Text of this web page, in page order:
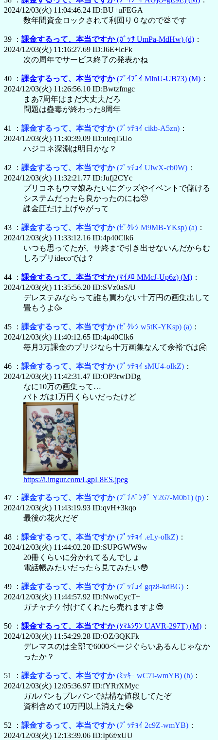
2024/12/03(火) 11:04:46.24 ID:BU+uFEGA
数年間資金ロックされて利回り０なので💩です
39 ： 課金するって、本当ですか(ｶﾞｯｻ UmPa-MdHw) (d) ：
2024/12/03(火) 11:16:27.69 ID:J6E+lcFk
次の周年でサービス終了の発表かね
40 ： 課金するって、本当ですか(ﾌﾞｲﾌﾞｲ MlnU-UB73) (M) ：
2024/12/03(火) 11:26:56.10 ID:Bwtzfmgc
まあ7周年はまだ大丈夫だろ
問題は蠱毒が終わった8周年
41 ： 課金するって、本当ですか(ﾌﾟｯﾁｮｲ cikb-A5zn) ：
2024/12/03(火) 11:30:39.09 ID:uieqI5Uo
ハジコネ深淵は明日かな？
42 ： 課金するって、本当ですか(ﾌﾟｯﾁｮｲ UlwX-cb0W) ：
2024/12/03(火) 11:32:21.77 ID:Jufj2CYc
プリコネもウマ娘みたいにグッズやイベントで儲ける
システムだったら良かったのにね🥺
課金圧だけ上げやがって
43 ： 課金するって、本当ですか(ｾﾞｸﾚｼ M9MB-YKsp) (a) ：
2024/12/03(火) 11:33:12.16 ID:4p40Clk6
いつも思ってたが、サ終まで引き出せないんだからむ
しろプリidecoでは？
44 ： 課金するって、本当ですか(ﾏｲﾒﾛ MMcJ-Up6z) (M) ：
2024/12/03(火) 11:35:56.20 ID:SVz0aS/U
デレステみならって誰も買わない十万円の画集出して
畳もうよ🥳
45 ： 課金するって、本当ですか(ｾﾞｸﾚｼ w5tK-YKsp) (a) ：
2024/12/03(火) 11:40:12.65 ID:4p40Clk6
毎月3万課金のプリジなら十万画集なんて余裕では🤗
46 ： 課金するって、本当ですか(ﾌﾟｯﾁｮｲ sMU4-oIkZ) ：
2024/12/03(火) 11:42:31.47 ID:OP3rwDDg
なに10万の画集って…
バトガは1万円くらいだったけど
https://i.imgur.com/LgpL8ES.jpeg
47 ： 課金するって、本当ですか(ﾌﾞﾁﾊﾟﾝﾀﾞ Y267-M0b1) (p) ：
2024/12/03(火) 11:43:19.93 ID:qvH+3kqo
最後の花火だぞ
48 ： 課金するって、本当ですか(ﾌﾟｯﾁｮｲ .eLy-oIkZ) ：
2024/12/03(火) 11:44:02.20 ID:SUPGWW9w
20冊くらいに分かれてるんでしょ
電話帳みたいだったら見てみたい😳
49 ： 課金するって、本当ですか(ﾌﾟｯﾁｮｲ gqz8-kdBG) ：
2024/12/03(火) 11:44:57.92 ID:NwoCycT+
ガチャチケ付けてくれたら売れますよ😎
50 ： 課金するって、本当ですか(ﾀﾏﾑｼﾜﾝ UAVR-297T) (M) ：
2024/12/03(火) 11:54:29.28 ID:OZ/3QKFk
デレマスのは全部で6000ページぐらいあるんじゃなか
ったか？
51 ： 課金するって、本当ですか(ﾐｯｷｰ wC7I-wmYB) (h) ：
2024/12/03(火) 12:05:36.97 ID:fYRrXMyc
ガルパンもプレバンで結構な値段してたぞ
資料含めて10万円以上消えた😭
52 ： 課金するって、本当ですか(ﾌﾟｯﾁｮｲ 2c9Z-wmYB) ：
2024/12/03(火) 12:13:39.06 ID:Ip6f/xUU